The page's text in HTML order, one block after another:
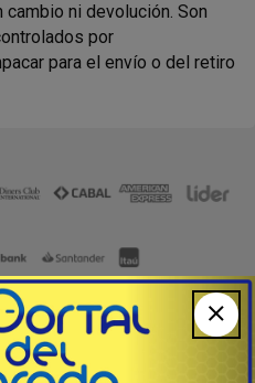
ni devolución. Son
por
para el envío o del retiro